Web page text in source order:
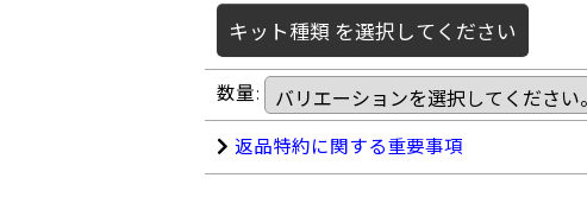
キット種類 を選択してください
数量:
返品特約に関する重要事項